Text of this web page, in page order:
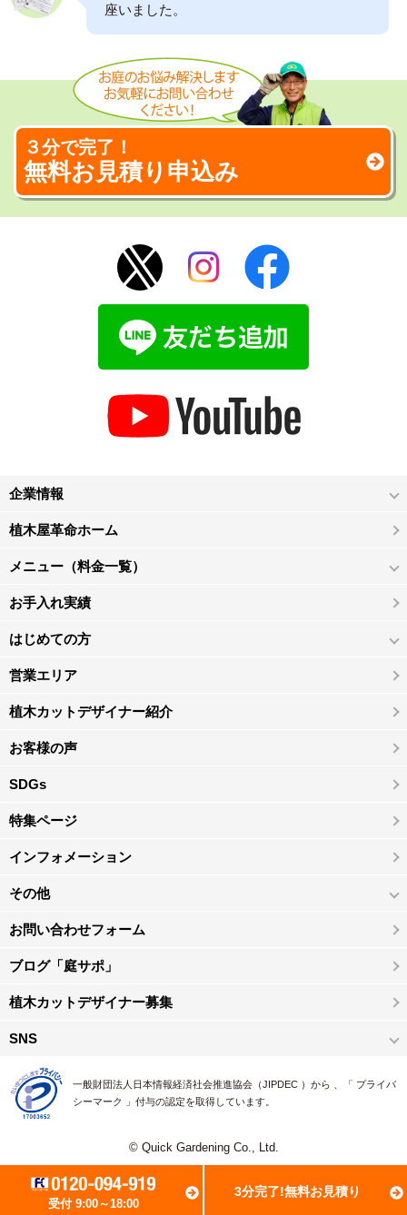
受付 9:00～18:00
3分完了!無料お見積り
座いました。
３分で完了！
無料お見積り申込み
企業情報
植木屋革命ホーム
メニュー（料金一覧）
お手入れ実績
はじめての方
営業エリア
植木カットデザイナー紹介
お客様の声
SDGs
特集ページ
インフォメーション
その他
お問い合わせフォーム
ブログ「庭サポ」
植木カットデザイナー募集
SNS
一般財団法人日本情報経済社会推進協会（JIPDEC ）から 、「 プライバ
シーマーク 」付与の認定を取得しています。
© Quick Gardening Co., Ltd.